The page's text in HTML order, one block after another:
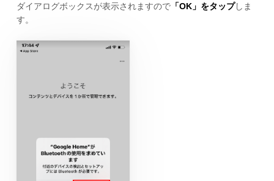
ダイアログボックスが表示されますので「OK」をタップしま
す。